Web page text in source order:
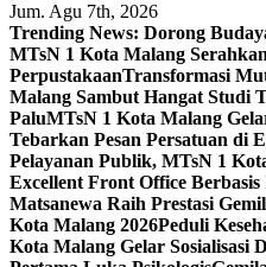
Jum. Agu 7th, 2026
Trending News: Dorong
MTsN 1 Kota Malang
PerpustakaanTransformasi
Malang Sambut Hangat Studi
PaluMTsN 1 Kota Malang
Tebarkan Pesan Persatuan di
Pelayanan Publik, MTsN 1
Excellent Front Office
Matsanewa Raih Prestasi
Kota Malang 2026Peduli
Kota Malang Gelar Sosialisasi